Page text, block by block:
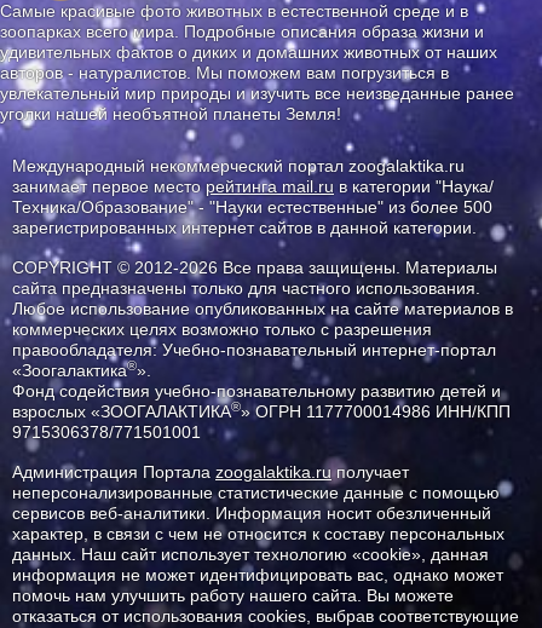
Самые красивые фото животных в естественной среде и в
зоопарках всего мира. Подробные описания образа жизни и
удивительных фактов о диких и домашних животных от наших
авторов - натуралистов. Мы поможем вам погрузиться в
увлекательный мир природы и изучить все неизведанные ранее
уголки нашей необъятной планеты Земля!
Международный некоммерческий портал zoogalaktika.ru
занимает первое месторейтинга mail.ru в категории "Наука/
Техника/Образование" - "Науки естественные" из более 500
зарегистрированных интернет сайтов в данной категории.
COPYRIGHT © 2012-2026 Все права защищены. Материалы
сайта предназначены только для частного использования.
Любое использование опубликованных на сайте материалов в
коммерческих целях возможно только с разрешения
правообладателя: Учебно-познавательный интернет-портал
«Зоогалактика®».
Фонд содействия учебно-познавательному развитию детей и
взрослых «ЗООГАЛАКТИКА®» ОГРН 1177700014986 ИНН/КПП
9715306378/771501001
Администрация Портала zoogalaktika.ruполучает
неперсонализированные статистические данные с помощью
сервисов веб-аналитики. Информация носит обезличенный
характер, в связи с чем не относится к составу персональных
данных. Наш сайт использует технологию «cookie», данная
информация не может идентифицировать вас, однако может
помочь нам улучшить работу нашего сайта. Вы можете
отказаться от использования cookies, выбрав соответствующие